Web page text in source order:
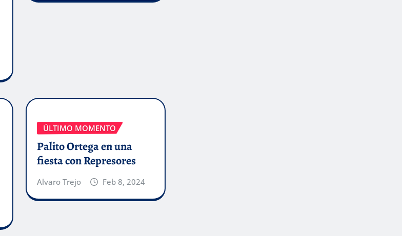
ÚLTIMO MOMENTO
Palito Ortega en una
fiesta con Represores
Alvaro Trejo Feb 8, 2024